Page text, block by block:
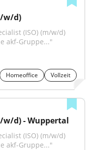
w/d)
(ISO) (m/w/d)
akf-Gruppe..."
Homeoffice Vollzeit
w/d) - Wuppertal
(ISO) (m/w/d)
akf-Gruppe..."